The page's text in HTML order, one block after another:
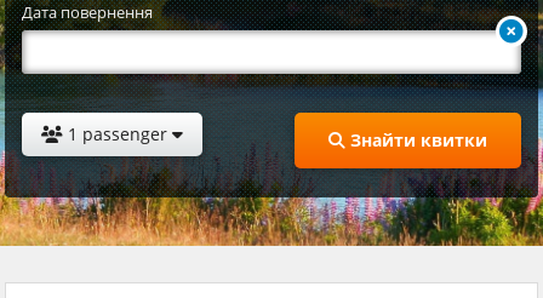
Дата повернення
1 passenger Знайти квитки